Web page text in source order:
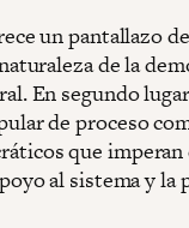
un pantallazo
de la
En segundo
de proceso
que
al sistema y la